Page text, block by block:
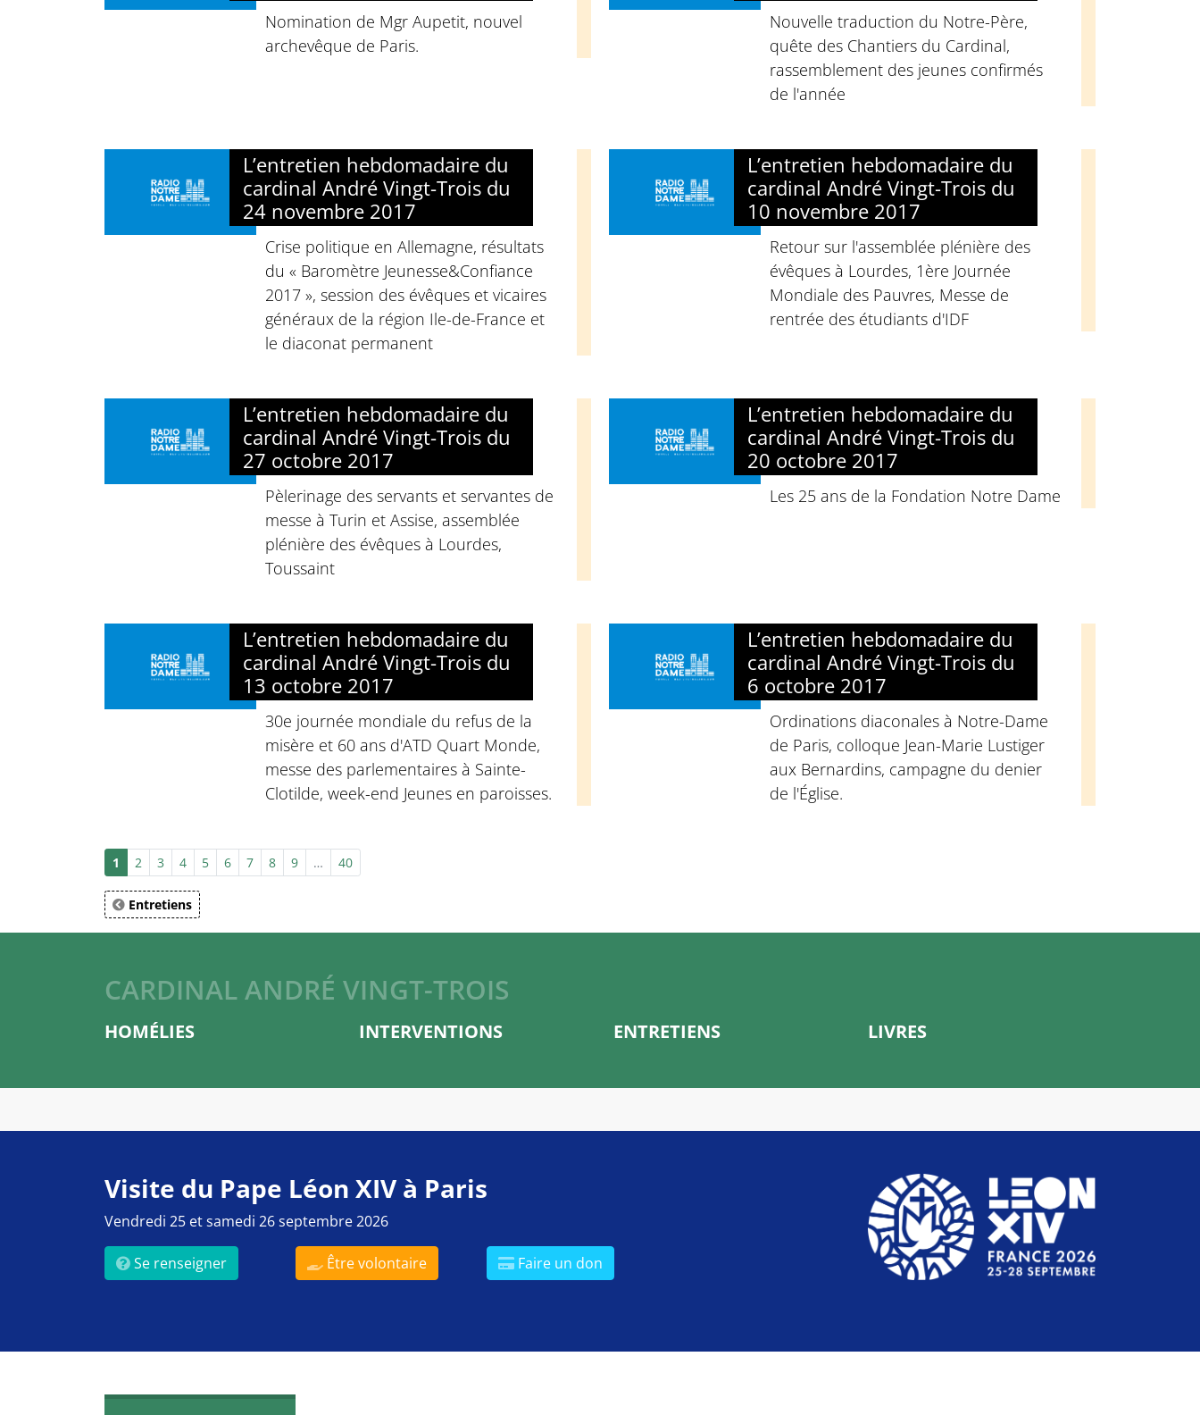
Nomination de Mgr Aupetit, nouvel
archevêque de Paris.
Nouvelle traduction du Notre-Père,
quête des Chantiers du Cardinal,
rassemblement des jeunes confirmés
de l'année
L’entretien hebdomadaire du
cardinal André Vingt-Trois du
24 novembre 2017
Crise politique en Allemagne, résultats
du « Baromètre Jeunesse&Confiance
2017 », session des évêques et vicaires
généraux de la région Ile-de-France et
le diaconat permanent
L’entretien hebdomadaire du
cardinal André Vingt-Trois du
10 novembre 2017
Retour sur l'assemblée plénière des
évêques à Lourdes, 1ère Journée
Mondiale des Pauvres, Messe de
rentrée des étudiants d'IDF
L’entretien hebdomadaire du
cardinal André Vingt-Trois du
27 octobre 2017
Pèlerinage des servants et servantes de
messe à Turin et Assise, assemblée
plénière des évêques à Lourdes,
Toussaint
L’entretien hebdomadaire du
cardinal André Vingt-Trois du
20 octobre 2017
Les 25 ans de la Fondation Notre Dame
L’entretien hebdomadaire du
cardinal André Vingt-Trois du
13 octobre 2017
30e journée mondiale du refus de la
misère et 60 ans d'ATD Quart Monde,
messe des parlementaires à Sainte-
Clotilde, week-end Jeunes en paroisses.
L’entretien hebdomadaire du
cardinal André Vingt-Trois du
6 octobre 2017
Ordinations diaconales à Notre-Dame
de Paris, colloque Jean-Marie Lustiger
aux Bernardins, campagne du denier
de l'Église.
1 2 3 4 5 6 7 8 9 … 40
Entretiens
CARDINAL ANDRÉ VINGT-TROIS
HOMÉLIES INTERVENTIONS ENTRETIENS LIVRES
Visite du Pape Léon XIV à Paris
Vendredi 25 et samedi 26 septembre 2026
Se renseigner Être volontaire Faire un don